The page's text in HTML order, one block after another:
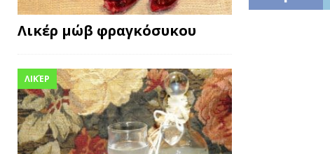
Λικέρ μώβ φραγκόσυκου
ΛΙΚΈΡ